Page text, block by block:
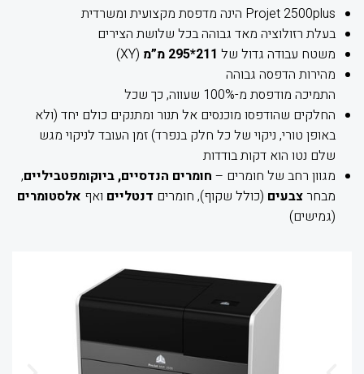
Projet 2500plus הינה מדפסת מקצועית ומשרדית
בעלת רזולוציה מאד גבוהה בכל שלושת הצירים
משטח עבודה גדול של
(XY)
מהירות הדפסה גבוהה
התמיכה מודפסת מ-100% שעווה, כך שכל
החלקים שהודפסו מוכנסים אל תנור ומתנקים כולם יחד (ולא
באופן טורי, ניקוי של כל חלק בנפרד) זמן העובד לניקוי מגש
שלם נטו הוא דקות בודדות
מגוון רחב של חומרים – חומרים הנדסיים, ביוקומפטביליים,
מבחר צבעים (כולל שקוף), חומרים דנטליים ואף אלסטומרים
(גמישים)